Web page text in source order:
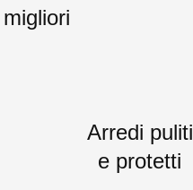
Arredi puliti
e protetti